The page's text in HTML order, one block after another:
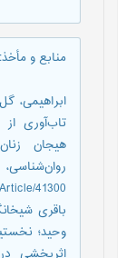
منابع و مأخذ:
تاب‌آوری
هیجان
41300
باقری